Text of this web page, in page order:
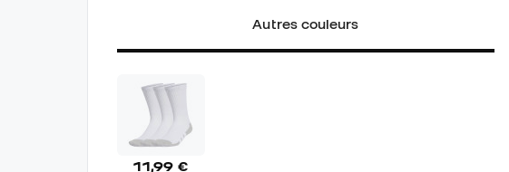
Autres couleurs
11,99 €